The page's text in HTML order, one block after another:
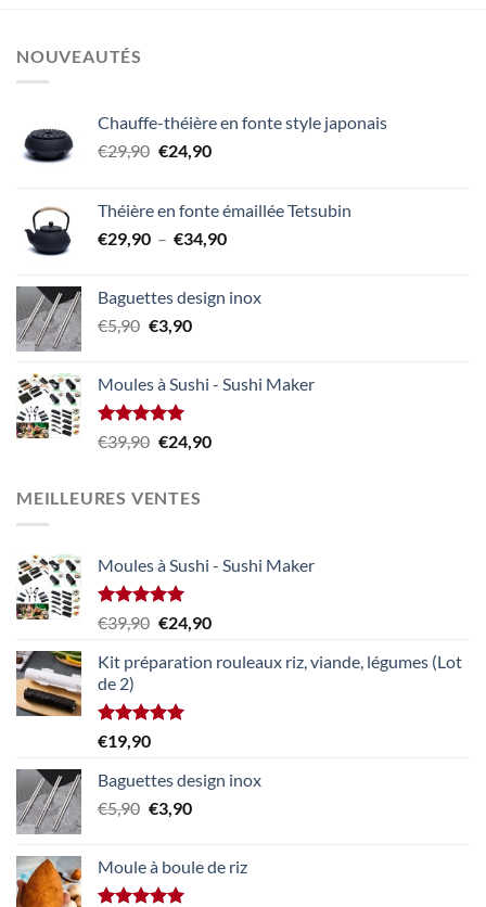
NOUVEAUTÉS
Chauffe-théière en fonte style japonais
€29,90 Le
était :
€29,90.
€24,90Le
est :
€24,90.
Théière en fonte émaillée Tetsubin
€29,90 – €34,90Plage
€29,90
Baguettes design inox
€5,90 Le
était :
€5,90.
€3,90Le
est :
Moules à Sushi - Sushi Maker
Note5.00
sur 5
€39,90 Le
était :
€24,90Le
MEILLEURES VENTES
Moules à Sushi - Sushi Maker
Note5.00
sur 5
€39,90 Le
initial
€39,90.
€24,90Le
actuel
Kit préparation rouleaux riz, viande, légumes (Lot
de 2)
Note5.00
sur 5
€19,90
Baguettes design inox
€5,90 Le
était :
€5,90.
€3,90Le
est :
Moule à boule de riz